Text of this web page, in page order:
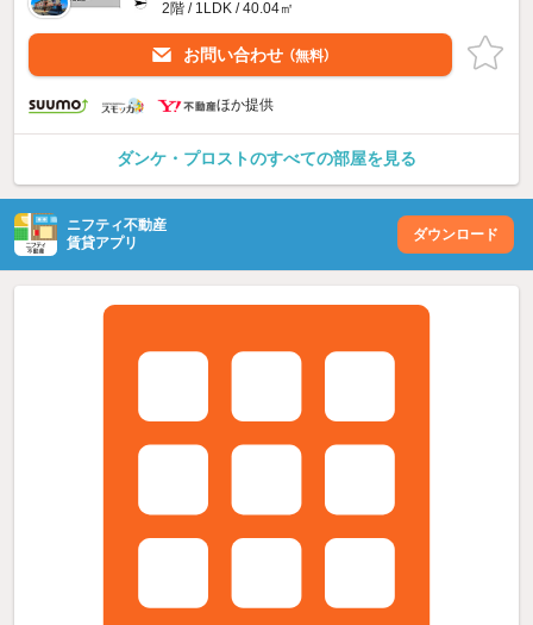
2階 / 1LDK / 40.04㎡
お問い合わせ （無料）
ほか提供
ダンケ・プロストのすべての部屋を見る
ニフティ不動産
賃貸アプリ
ダウンロード